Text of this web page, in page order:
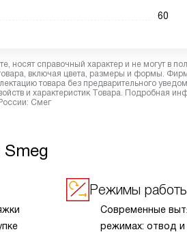
60
справочный характер и не могут в
включая цвета, размеры и формы.
товара без предварительного
и характеристик Товара. Подробная
Смег
Smeg
Режимы
Современные
режимах: отвод и